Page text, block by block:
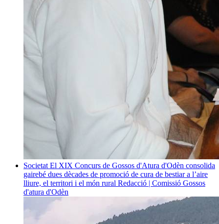
Societat El XIX Concurs de Gossos d'Atura d'Odèn consolida
gairebé dues dècades de promoció de cura de bestiar a l’aire
lliure, el territori i el món rural Redacció | Comissió Gossos
d'atura d'Odèn